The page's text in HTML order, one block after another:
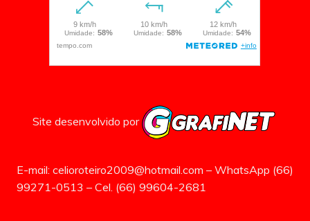
Site desenvolvido por
E-mail: celioroteiro2009@hotmail.com – WhatsApp (66)
99271-0513 – Cel. (66) 99604-2681